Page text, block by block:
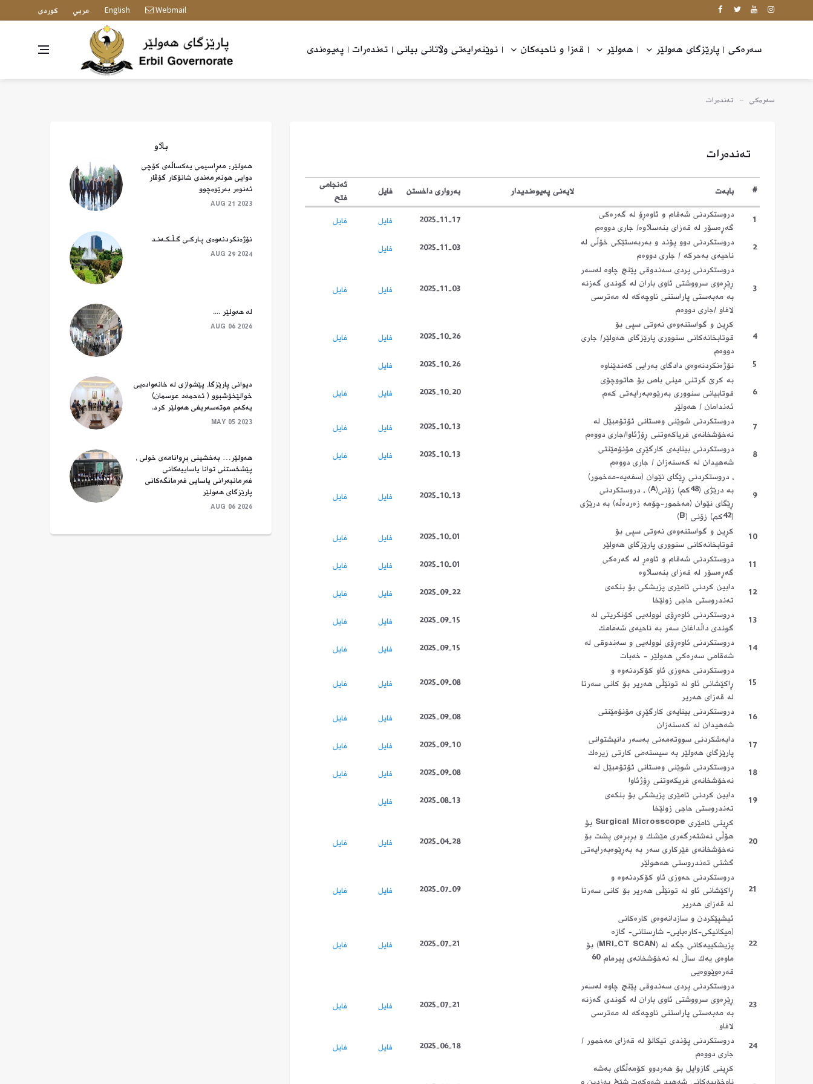
كوردى عربي English Webmail
سەرەکی پارێزگای هەولێر هەولێر قه‌زا و ناحیه‌كان نوێنه‌رایه‌تی وڵاتانی بیانی ته‌نده‌رات په‌یوه‌ندی
سەرەکی ته‌نده‌رات
ته‌نده‌رات
# بابەت لایەنی پەیوەندیدار بەرواری داخستن فايل
ئەنجامى
فتح
1
دروستكردنی شه‌قام و ئاوه‌ڕۆ له‌ گه‌ره‌كی
گه‌ڕه‌سۆر له‌ قه‌زای بنه‌سڵاوه‌/ جاری دووه‌م
2025-11-17 فايل فايل
2
دروستكردنی دوو پۆند و به‌ربه‌ستێكی خۆڵی له‌
ناحیه‌ی به‌حركه‌ / جاری دووه‌م
2025-11-03 فايل
3
دروستكردنی پردی سه‌ندوقی پێنچ چاوه‌ له‌سه‌ر
ڕێڕه‌وی سرووشتی ئاوی باران له‌ گوندی گه‌زنه‌
به‌ مه‌به‌ستی پاراستنی ناوچه‌كه‌ له‌ مه‌ترسی
لافاو /جاری دووه‌م
2025-11-03 فايل فايل
4
كڕین و گواستنه‌وه‌ی نه‌وتی سپی بۆ
قوتابخانه‌كانی سنووری پارێزگای هه‌ولێر/ جاری
دووه‌م
2025-10-26 فايل فايل
5 نۆژه‌نكردنه‌وه‌ی دادگای به‌رایی كه‌ندێناوه‌ 2025-10-26 فايل
6
به‌ كرێ گرتنی مینی باص بۆ هاتووچۆی
قوتابیانی سنووری به‌رێوه‌به‌رایه‌تی كه‌م
ئه‌ندامان / هه‌ولێر
2025-10-20 فايل فايل
7
دروستكردنی شوێنی وه‌ستانی ئۆتۆمبێل له‌
نه‌خۆشخانه‌ی فریاكه‌وتنی ڕۆژئاوا/جاری دووه‌م
2025-10-13 فايل فايل
8
دروستكردنی بینایه‌ی كارگێڕی مۆنۆمێنتی
شه‌هیدان له‌ كه‌سنه‌زان / جاری دووه‌م
2025-10-13 فايل فايل
9
، دروستكردنی ڕێگای نێوان (سفه‌یه‌-مه‌خمور)
به‌ درێژی (48كم) زۆنی(A) ، دروستكردنی
ڕێگای نێوان (مه‌خمور-چۆمه‌ زه‌رده‌ڵه‌) به‌ درێژی
(42كم) زۆنی (B)
2025-10-13 فايل فايل
10
كڕین و گواستنه‌وه‌ی نه‌وتی سپی بۆ
قوتابخانه‌كانی سنووری پارێزگای هه‌ولێر
2025-10-01 فايل فايل
11
دروستكردنی شه‌قام و ئاوه‌ڕ له‌ گه‌ره‌كی
گه‌ڕه‌سۆر له‌ قه‌زای بنه‌سڵاوه‌
2025-10-01 فايل فايل
12
دابین كردنی ئامێری پزیشكی بۆ بنكه‌ی
ته‌ندروستی حاجی زولێخا
2025-09-22 فايل فايل
13
دروستكردنی ئاوه‌ڕۆی لووله‌یی كۆنكریتی له‌
گوندی داڵداغان سه‌ر به‌ ناحیه‌ی شه‌مامك
2025-09-15 فايل فايل
14
دروستكردنی ئاوه‌ڕۆی لووله‌یی و سه‌ندوقی له‌
شه‌قامی سه‌ره‌كی هه‌ولێر - خه‌بات
2025-09-15 فايل فايل
15
دروستكردنی حه‌وزی ئاو كۆكردنه‌وه‌ و
ڕاكێشانی ئاو له‌ تونێڵی هه‌ریر بۆ كانی سه‌رتا
له‌ قه‌زای هه‌ریر
2025-09-08 فايل فايل
16
دروستكردنی بینایه‌ی كارگێڕی مۆنۆمێنتی
شه‌هیدان له‌ كه‌سنه‌زان
2025-09-08 فايل فايل
17
دابه‌شكردنی سووته‌مه‌نی به‌سه‌ر دانیشتوانی
پارێزگای هه‌ولێر به‌ سیسته‌می كارتی زیره‌ك
2025-09-10 فايل فايل
18
دروستكردنی شوێنی وه‌ستانی ئۆتۆمبێل له‌
نه‌خۆشخانه‌ی فریكه‌وتنی ڕۆژئاوا
2025-09-08 فايل فايل
19
دابین كردنی ئامێری پزیشكی بۆ بنكه‌ی
ته‌ندروستی حاجی زولێخا
2025-08-13 فايل
20
كڕینی ئامێری Surgical Microsscope بۆ
هۆڵی نه‌شته‌رگه‌ری مێشك و بڕبڕه‌ی پشت بۆ
نه‌خۆشخانه‌ی فێركاری سه‌ر به‌ به‌ڕێوه‌به‌رایه‌تی
گشتی ته‌ندروستی هه‌هولێر
2025-04-28 فايل فايل
21
دروستكردنی حه‌وزی ئاو كۆكردنه‌وه‌ و
ڕاكێشانی ئاو له‌ تونێڵی هه‌ریر بۆ كانی سه‌رتا
له‌ قه‌زای هه‌ریر
2025-07-09 فايل فايل
22
ئیشپێكردن و سازدانه‌وه‌ی كاره‌كانی
(میكانیكی-كاره‌بایی- شارستانی- گازه‌
پزیشكییه‌كانی جگه‌ له‌ (MRI-CT SCAN) بۆ
ماوه‌ی یه‌ك ساڵ له‌ نه‌خۆشخانه‌ی پیرمام 60
قه‌ره‌وێووه‌یی
2025-07-21 فايل فايل
23
دروستكردنی پردی سه‌ندوقی پێنچ چاوه‌ له‌سه‌ر
ڕێڕه‌وی سرووشتی ئاوی باران له‌ گوندی گه‌زنه‌
به‌ مه‌به‌ستی پاراستنی ناوچه‌كه‌ له‌ مه‌ترسی
لافاو
2025-07-21 فايل فايل
24
دروستكردنی پۆندی تیكالۆ له‌ قه‌زای مه‌خمور /
جاری دووه‌م
2025-06-18 فايل فايل
كڕینی گازوایل بۆ هه‌ردوو كۆمه‌ڵگای به‌شه‌
بڵاو
هەولێر: مەڕاسیمی یەکساڵەی کۆچی
دوایی هونەرمەندی شانۆکار گۆڤار
ئەنوەر بەرێوەچوو
AUG 21 2023
نۆژەنکردنەوەی پـارکـی گـڵـکـەنـد
AUG 29 2024
لە هەولێر ....
AUG 06 2026
دیوانی پارێزگا، پێشوازی لە خانەوادەیی
خوالێخۆشبوو ( ئەحمەد عوسمان)
یەکەم موتەسەریفی هەولێر کرد.
MAY 05 2023
هەولێر… بەخشینی بڕوانامەی خولی ،
پێشخستنی توانا یاساییەکانی
فەرمانبەرانی یاسایی فەرمانگەکانی
پارێزگای هەولێر
AUG 06 2026